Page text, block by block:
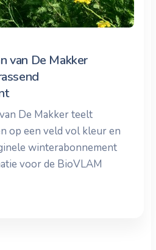
van De Makker
De Makker teelt
op een veld vol kleur en
winterabonnement
voor de BioVLAM